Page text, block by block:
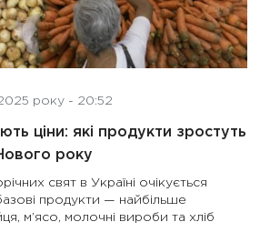
року - 20:52
ціни: які продукти зростуть
року
свят в Україні очікується
продукти — найбільше
м’ясо, молочні вироби та хліб